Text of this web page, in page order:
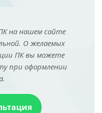
на нашем сайте
О желаемых
ПК вы можете
при оформлении